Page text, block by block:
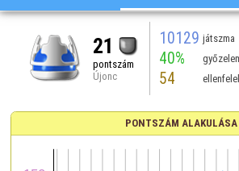
21
pontszám
Újonc
10129 játszma
40%
54
PONTSZÁM ALAKULÁSA